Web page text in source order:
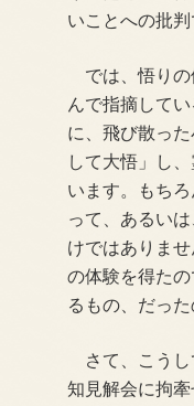
いことへの批判
では、悟りの
んで指摘して
に、飛び散っ
して大悟」し
います。もち
って、あるい
けではありま
の体験を得た
るもの、だった
さて、こうし
知見解会に拘